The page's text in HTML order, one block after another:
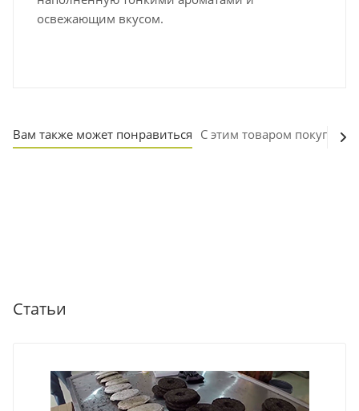
освежающим вкусом.
Вам также может понравиться С этим товаром покупают
Статьи